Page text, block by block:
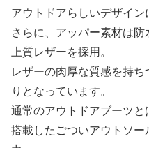
アウトドアらしいデザイン
さらに、アッパー素材は
上質レザーを採用。
レザーの肉厚な質感を持
りとなっています。
通常のアウトドアブーツ
搭載したごついアウトソ